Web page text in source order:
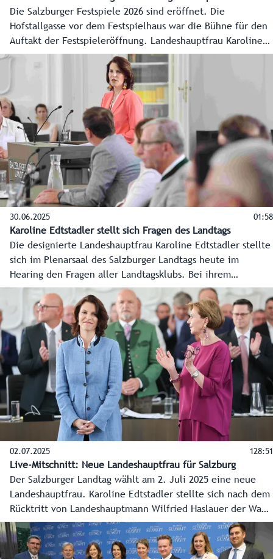
Die Salzburger Festspiele 2026 sind eröffnet. Die
Hofstallgasse vor dem Festspielhaus war die Bühne für den
Auftakt der Festspieleröffnung. Landeshauptfrau Karoline
Edtstadler empfing Bundespräsident Alexander van der
Bellen mit militärischen Ehren bevor es in die
Felsenreitschule zum Eröffnungsfestakt ging.
30.06.2025 01:58
Karoline Edtstadler stellt sich Fragen des Landtags
Die designierte Landeshauptfrau Karoline Edtstadler stellte
sich im Plenarsaal des Salzburger Landtags heute im
Hearing den Fragen aller Landtagsklubs. Bei ihrem
Eingangsstatement vor den Abgebordneten betonte sie die
Bereiche Sicherheit, Wirtschaftsleistung sowie Tradition
und Moderne als jene, auf die sie einen Fokus legen
möchte.
02.07.2025 128:51
Live-Mitschnitt: Neue Landeshauptfrau für Salzburg
Der Salzburger Landtag wählt am 2. Juli 2025 eine neue
Landeshauptfrau. Karoline Edtstadler stellte sich nach dem
Rücktritt von Landeshauptmann Wilfried Haslauer der Wahl
und wurde als neue Landeshauptfrau angelobt. Hier der
Live-Mitschnitt aus dem Salzburger Landtag mit allen
Statements.